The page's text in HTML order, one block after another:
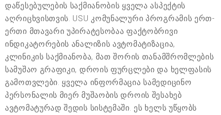
დაწესებულების საქმიანობის ყველა ასპექტის
აღრიცხვისთვის. USU კომუნალური პროგრამის ერთ-
ერთი მთავარი უპირატესობაა ფაქტობრივი
ინდიკატორების ანალიზის ავტომატიზაცია,
კლინიკის საქმიანობა, მათ შორის თანამშრომლების
სამუშაო გრაფიკი, დროის ფურცლები და ხელფასის
გამოთვლები. ყველა ინფორმაცია სამედიცინო
პერსონალის მიერ მუშაობის დროის შესახებ
ავტომატურად შედის სისტემაში. ეს ხელს უწყობს